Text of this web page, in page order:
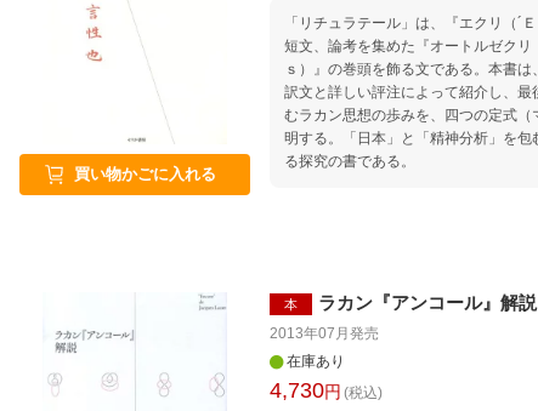
買い物かごに入れる
「リチュラテール」は、『エクリ（´
短文、論考を集めた『オートルゼク
ｓ）』の巻頭を飾る文である。本書
訳文と詳しい評注によって紹介し、
むラカン思想の歩みを、四つの定式
明する。「日本」と「精神分析」を
る探究の書である。
本 ラカン『アンコール』解説
2013年07月 発売
在庫あり
4,730円 (税込)